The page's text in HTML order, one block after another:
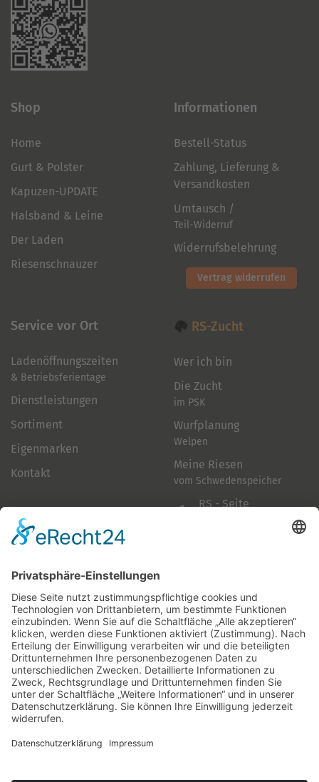
Shop
Home
Gurt & Polster
Kapuzen-UPDATE
Halsband & Leine
Der Laden
Riesenschnauzer
Informationen
Bestell-Status
Zahlung, Lieferung &
Versandkosten
Umtausch /
Teil-Widerruf
Widerrufsbelehrung
Vertrag widerrufen
Service vor Ort
Ladenöffnungszeiten
& Betriebsferientage
Dienstleistungen
Sortiment
Eigenmarken
Kontakt
RS-Zucht
Wer ich bin
Die Zucht
im PSK
Wurfplanung
Welpen
Meine Riesen
vom Schwedenspeicher
RS - Seite
Folge mir
Zahlungsarten
& Vorab-Überweisung
Alle Preise inkl. gesetzl. Mehrwertsteuer zzgl.